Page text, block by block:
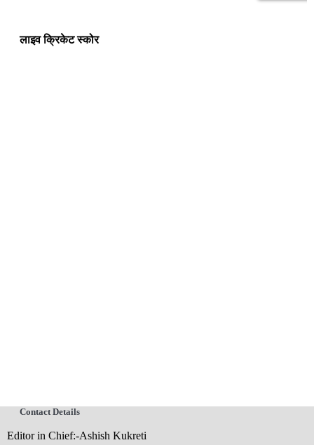
लाइव क्रिकेट स्कोर
Contact Details
Editor in Chief:-Ashish Kukreti